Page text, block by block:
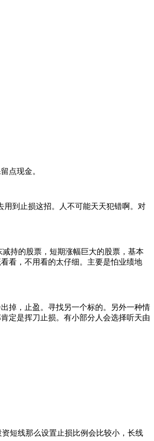
点现金。
到止损这招。人不可能天天犯错啊。对
持的股票，短期涨幅巨大的股票，基本
看，不用看的太仔细。主要是怕业绩地
掉，止盈。寻找另一个标的。另外一种情
定是挥刀止损。有小部分人会选择听天由
短线那么设置止损比例会比较小，长线